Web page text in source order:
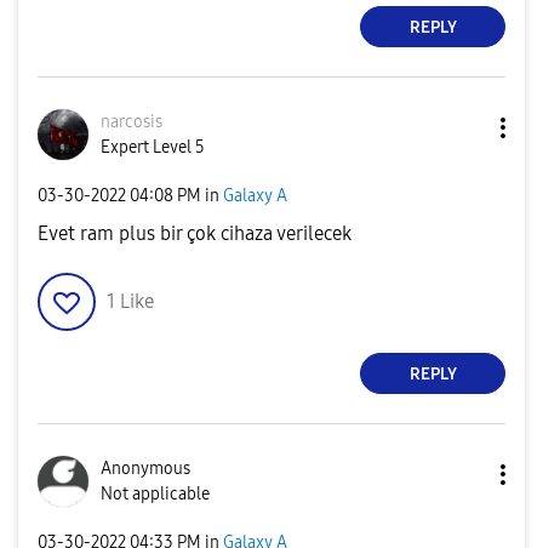
REPLY
narcosis
Expert Level 5
‎03-30-2022 04:08 PM in Galaxy A
Evet ram plus bir çok cihaza verilecek
1 Like
REPLY
Anonymous
Not applicable
‎03-30-2022 04:33 PM in Galaxy A